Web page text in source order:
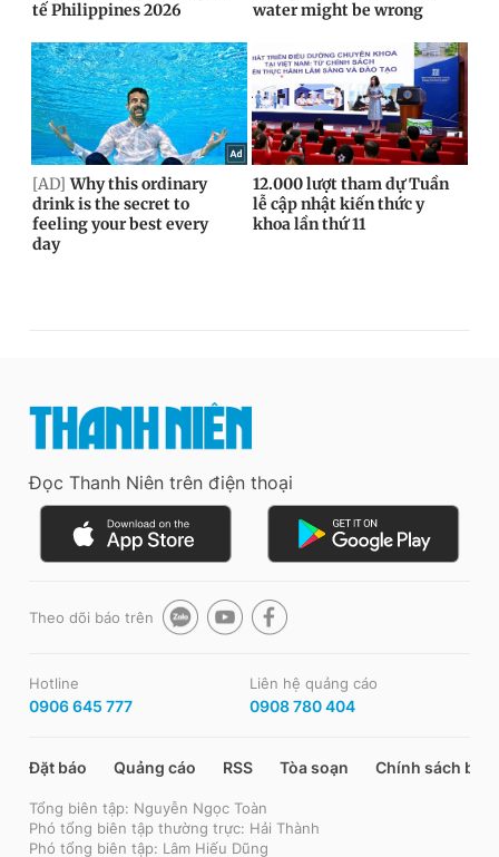
Đọc Thanh Niên trên điện thoại
Theo dõi báo trên
Hotline
0906 645 777
Liên hệ quảng cáo
0908 780 404
Đặt báo Quảng cáo RSS Tòa soạn Chính sách bảo
Tổng biên tập: Nguyễn Ngọc Toàn
Phó tổng biên tập thường trực: Hải Thành
Phó tổng biên tập: Lâm Hiếu Dũng